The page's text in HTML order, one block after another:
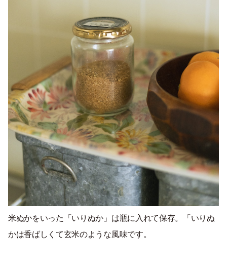
米ぬかをいった「いりぬか」は瓶に入れて保存。「いりぬ
かは香ばしくて玄米のような風味です。